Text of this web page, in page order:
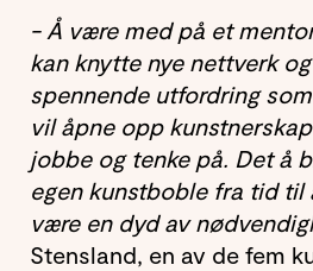
- Å være med på et
kan knytte nye nettverk
spennende utfordring
vil åpne opp
jobbe og tenke på. Det å
egen kunstboble fra tid til
være en dyd av
Stensland, en av de fem